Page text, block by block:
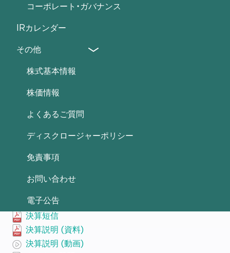
コーポレート・ガバナンス
IRカレンダー
その他
株式基本情報
株価情報
よくあるご質問
ディスクロージャーポリシー
免責事項
お問い合わせ
電子公告
決算説明 (動画)
よくある質問
決算説明 (資料)
決算説明 (動画)
2025年9月期
第1四半期
決算短信
決算説明 (資料)
決算説明 (動画)